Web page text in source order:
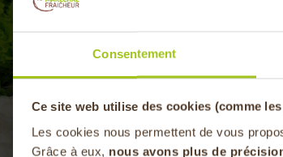
Consentement
Ce site web utilise des cookies (comme
Les cookies nous permettent de vous
Grâce à eux, nous avons plus de
!
soufflé au fromage réussi :
la porte du four pendant la cuisson de vos
bien votre four.
béchamel bien chaude en la couvrant et en